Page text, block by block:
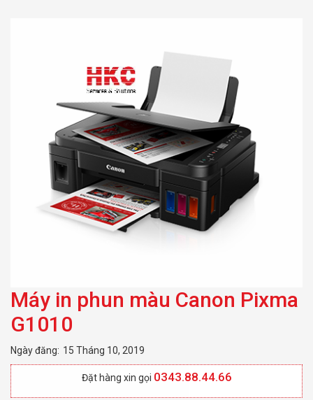
Máy in phun màu Canon Pixma
G1010
Ngày đăng: 15 Tháng 10, 2019
Đặt hàng xin gọi 0343.88.44.66